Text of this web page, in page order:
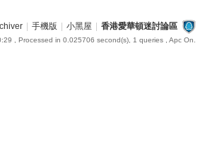
手機版 小黑屋 香港愛華頓迷討論區
, Processed in 0.025706 second(s), 1 queries , Apc On.